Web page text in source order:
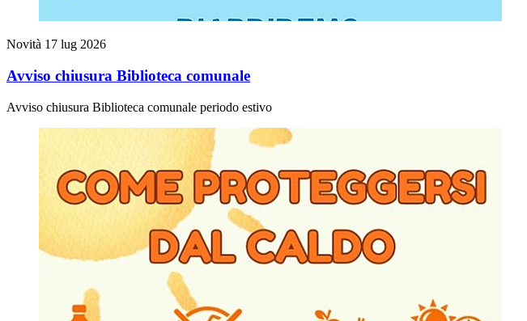
Novità 17 lug 2026
Avviso chiusura Biblioteca comunale
Avviso chiusura Biblioteca comunale periodo estivo